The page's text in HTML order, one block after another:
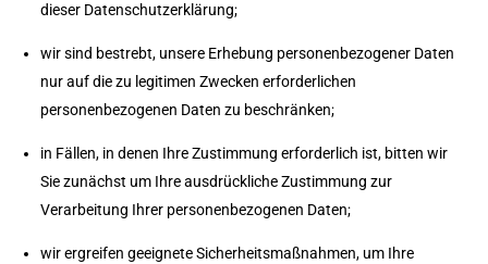
dieser Datenschutzerklärung;
wir sind bestrebt, unsere Erhebung personenbezogener Daten
nur auf die zu legitimen Zwecken erforderlichen
personenbezogenen Daten zu beschränken;
in Fällen, in denen Ihre Zustimmung erforderlich ist, bitten wir
Sie zunächst um Ihre ausdrückliche Zustimmung zur
Verarbeitung Ihrer personenbezogenen Daten;
wir ergreifen geeignete Sicherheitsmaßnahmen, um Ihre